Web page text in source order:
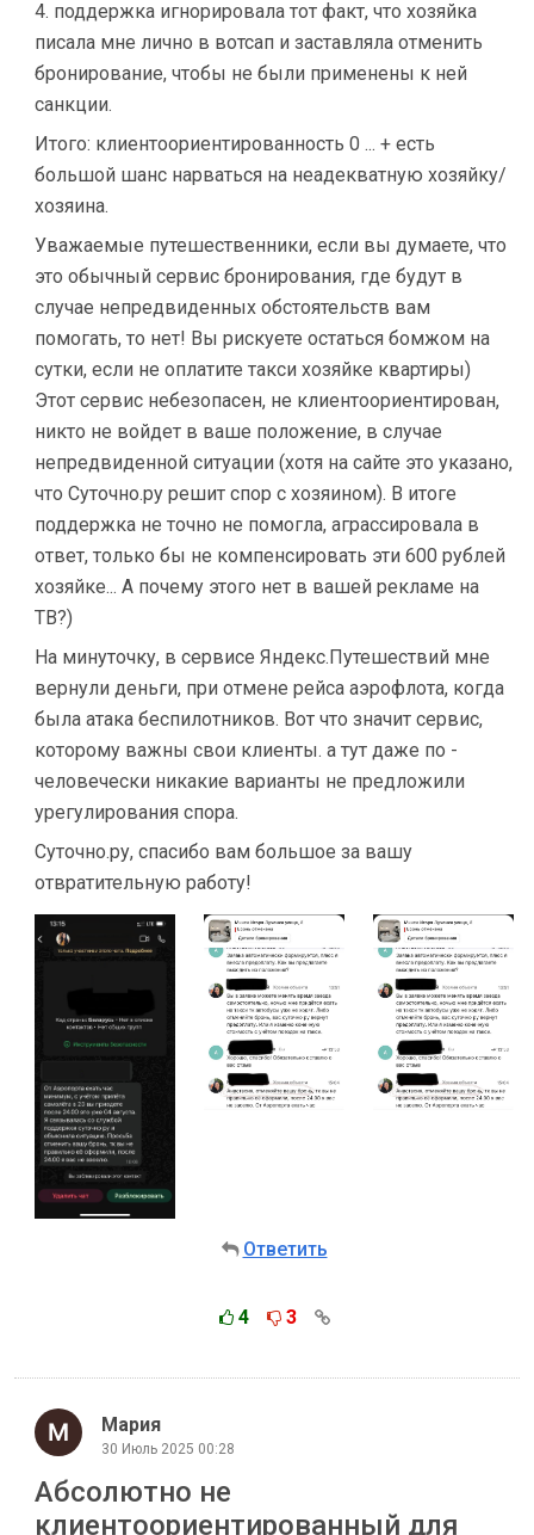
4. поддержка игнорировала тот факт, что хозяйка
писала мне лично в вотсап и заставляла отменить
бронирование, чтобы не были применены к ней
санкции.
Итого: клиентоориентированность 0 ... + есть
большой шанс нарваться на неадекватную хозяйку/
хозяина.
Уважаемые путешественники, если вы думаете, что
это обычный сервис бронирования, где будут в
случае непредвиденных обстоятельств вам
помогать, то нет! Вы рискуете остаться бомжом на
сутки, если не оплатите такси хозяйке квартиры)
Этот сервис небезопасен, не клиентоориентирован,
никто не войдет в ваше положение, в случае
непредвиденной ситуации (хотя на сайте это указано,
что Суточно.ру решит спор с хозяином). В итоге
поддержка не точно не помогла, аграссировала в
ответ, только бы не компенсировать эти 600 рублей
хозяйке... А почему этого нет в вашей рекламе на
ТВ?)
На минуточку, в сервисе Яндекс.Путешествий мне
вернули деньги, при отмене рейса аэрофлота, когда
была атака беспилотников. Вот что значит сервис,
которому важны свои клиенты. а тут даже по -
человечески никакие варианты не предложили
урегулирования спора.
Суточно.ру, спасибо вам большое за вашу
отвратительную работу!
Ответить
4 3
Мария
30 Июль 2025 00:28
Абсолютно не
клиентоориентированный для